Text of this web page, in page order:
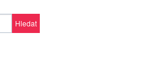
Hledat